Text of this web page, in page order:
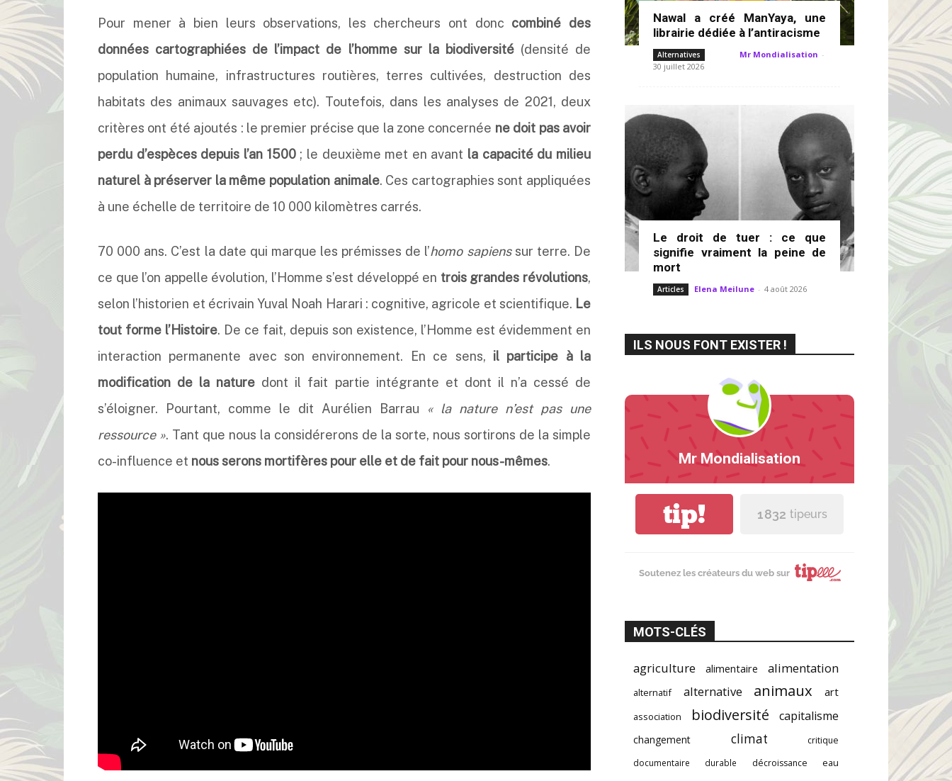
Pour mener à bien leurs observations, les chercheurs ont donc combiné des
données cartographiées de l’impact de l’homme sur la biodiversité(densité de
population humaine, infrastructures routières, terres cultivées, destruction des
habitats des animaux sauvages etc). Toutefois, dans les analyses de 2021, deux
critères ont été ajoutés : le premier précise que la zone concernée ne doit pas avoir
perdu d’espèces depuis l’an 1500; le deuxième met en avant la capacité du milieu
naturel à préserver la même population animale. Ces cartographies sont appliquées
à une échelle de territoire de 10 000 kilomètres carrés.
70 000 ans. C’est la date qui marque les prémisses de l’homo sapienssur terre. De
ce que l’on appelle évolution, l’Homme s’est développé en trois grandes révolutions,
selon l’historien et écrivain Yuval Noah Harari : cognitive, agricole et scientifique. Le
tout forme l’Histoire. De ce fait, depuis son existence, l’Homme est évidemment en
interaction permanente avec son environnement. En ce sens, il participe à la
modification de la nature dont il fait partie intégrante et dont il n’a cessé de
s’éloigner. Pourtant, comme le dit Aurélien Barrau « la nature n’est pas une
ressource ». Tant que nous la considérerons de la sorte, nous sortirons de la simple
co-influence et nous serons mortifères pour elle et de fait pour nous-mêmes.
Nawal a créé ManYaya, une
librairie dédiée à l’antiracisme
Alternatives Mr Mondialisation -
30 juillet 2026
Le droit de tuer : ce que
signifie vraiment la peine de
mort
Articles Elena Meilune - 4 août 2026
ILS NOUS FONT EXISTER !
Mr Mondialisation
tip! 1 832 tipeurs
Soutenez les créateurs du web sur
MOTS-CLÉS
agriculture alimentaire alimentation
alternatif alternative animaux art
association biodiversité capitalisme
changement climat
critique
documentaire
durable décroissance eau